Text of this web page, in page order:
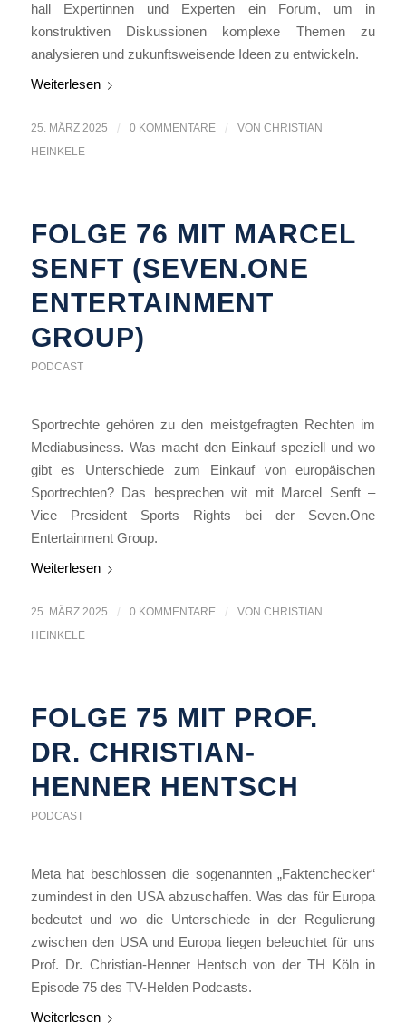
hall Expertinnen und Experten ein Forum, um in
konstruktiven Diskussionen komplexe Themen zu
analysieren und zukunftsweisende Ideen zu entwickeln.
Weiterlesen
25. MÄRZ 2025 / 0 KOMMENTARE / VON CHRISTIAN
HEINKELE
FOLGE 76 MIT MARCEL
SENFT (SEVEN.ONE
ENTERTAINMENT
GROUP)
PODCAST
Sportrechte gehören zu den meistgefragten Rechten im
Mediabusiness. Was macht den Einkauf speziell und wo
gibt es Unterschiede zum Einkauf von europäischen
Sportrechten? Das besprechen wit mit Marcel Senft –
Vice President Sports Rights bei der Seven.One
Entertainment Group.
Weiterlesen
25. MÄRZ 2025 / 0 KOMMENTARE / VON CHRISTIAN
HEINKELE
FOLGE 75 MIT PROF.
DR. CHRISTIAN-
HENNER HENTSCH
PODCAST
Meta hat beschlossen die sogenannten „Faktenchecker“
zumindest in den USA abzuschaffen. Was das für Europa
bedeutet und wo die Unterschiede in der Regulierung
zwischen den USA und Europa liegen beleuchtet für uns
Prof. Dr. Christian-Henner Hentsch von der TH Köln in
Episode 75 des TV-Helden Podcasts.
Weiterlesen